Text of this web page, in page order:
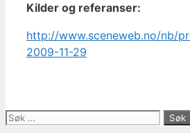
Kilder og referanser:
http://www.sceneweb.no/nb/
2009-11-29
Søk